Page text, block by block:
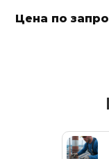
Цена по